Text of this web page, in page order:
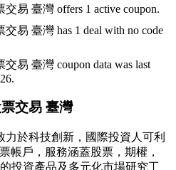
交易 臺灣 offers 1 active coupon.
交易 臺灣 has 1 deal with no code
交易 臺灣 coupon data was last
交易 臺灣
力於科技創新，國際投資人可利
帳戶，服務涵蓋股票，期權，
投資產品及多元化市場研究工